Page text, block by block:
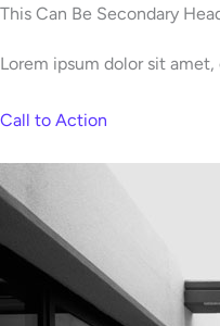
Skip
content
This Can Be Secondary
Lorem ipsum dolor sit
Call to Action